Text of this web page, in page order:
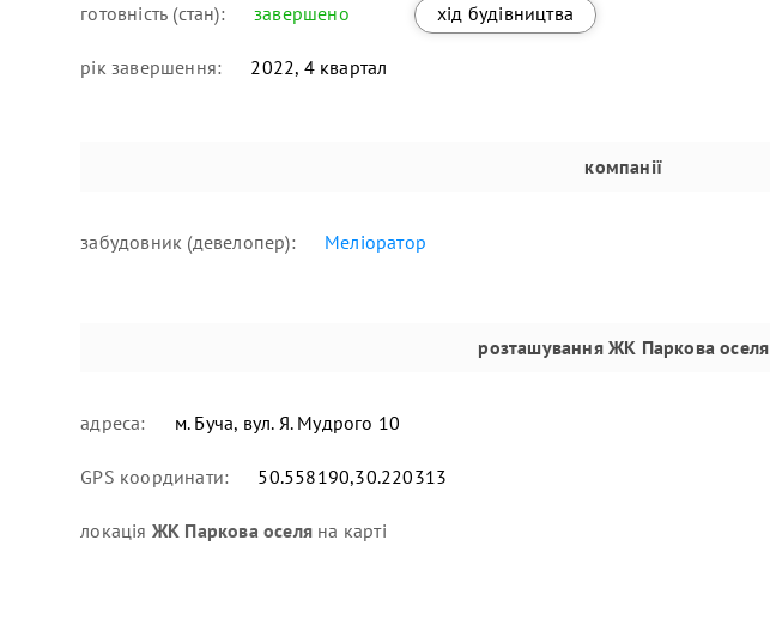
готовність (стан): завершено хід будівництва
рік завершення: 2022, 4 квартал
компанії
забудовник (девелопер): Меліоратор
розташуванняЖК Паркова оселя
адреса: м. Буча, вул. Я. Мудрого 10
GPS координати: 50.558190,30.220313
локація ЖК Паркова оселя на карті